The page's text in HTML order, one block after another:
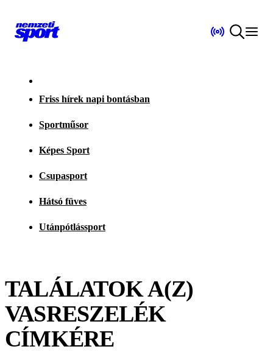
Friss hírek napi bontásban
Sportműsor
Képes Sport
Csupasport
Hátsó füves
Utánpótlássport
TALÁLATOK A(Z)
VASRESZELÉK
CÍMKÉRE